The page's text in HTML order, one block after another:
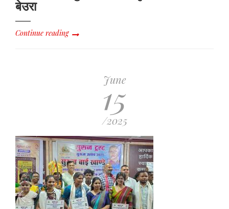
बेउरा
Continue reading
June
15
/2025